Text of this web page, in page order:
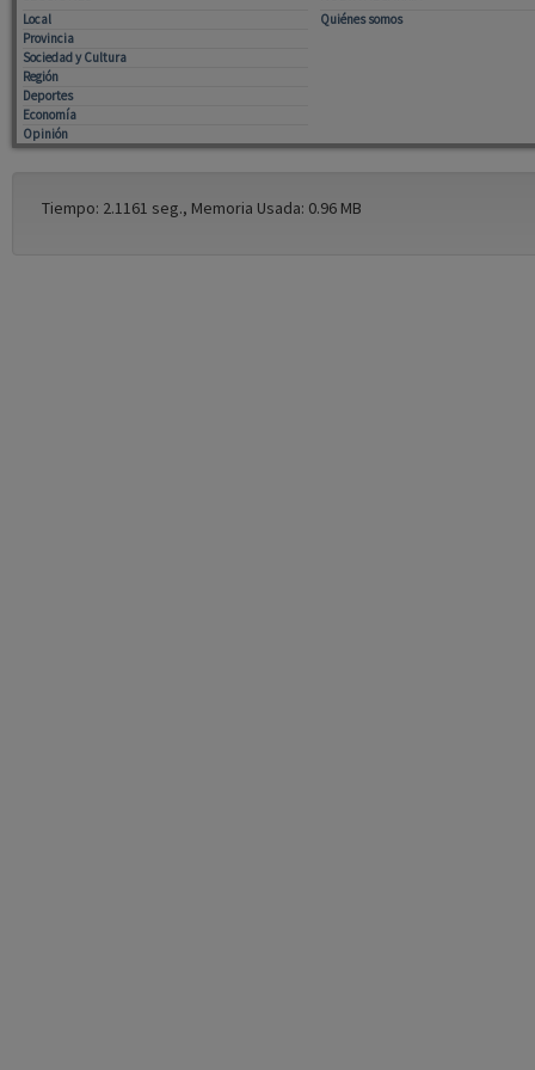
Local
Provincia
Sociedad y Cultura
Región
Deportes
Economía
Opinión
Quiénes somos
Tiempo: 2.1161 seg., Memoria Usada: 0.96 MB